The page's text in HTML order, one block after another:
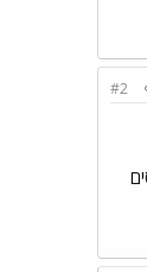
#2